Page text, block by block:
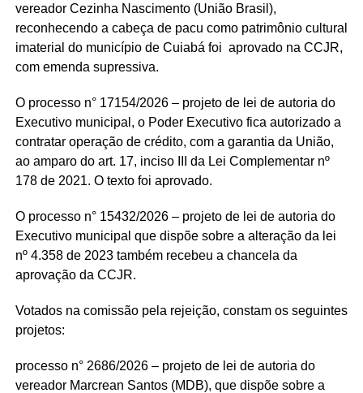
vereador Cezinha Nascimento (União Brasil),
reconhecendo a cabeça de pacu como patrimônio cultural
imaterial do município de Cuiabá foi aprovado na CCJR,
com emenda supressiva.
O processo n° 17154/2026 – projeto de lei de autoria do
Executivo municipal, o Poder Executivo fica autorizado a
contratar operação de crédito, com a garantia da União,
ao amparo do art. 17, inciso III da Lei Complementar nº
178 de 2021. O texto foi aprovado.
O processo n° 15432/2026 – projeto de lei de autoria do
Executivo municipal que dispõe sobre a alteração da lei
nº 4.358 de 2023 também recebeu a chancela da
aprovação da CCJR.
Votados na comissão pela rejeição, constam os seguintes
projetos:
processo n° 2686/2026 – projeto de lei de autoria do
vereador Marcrean Santos (MDB), que dispõe sobre a